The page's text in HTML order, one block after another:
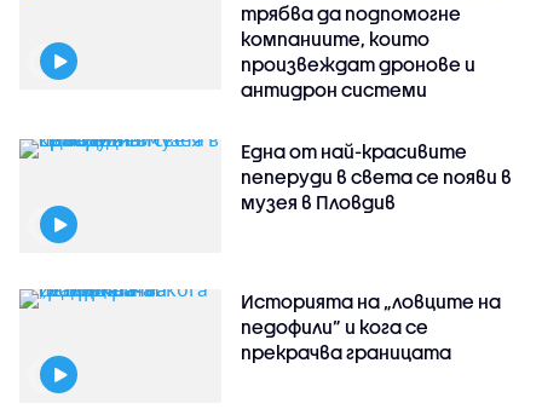
трябва да подпомогне
компаниите, които
произвеждат дронове и
антидрон системи
Една от най-красивите
пеперуди в света се появи в
музея в Пловдив
Историята на „ловците на
педофили” и кога се
прекрачва границата